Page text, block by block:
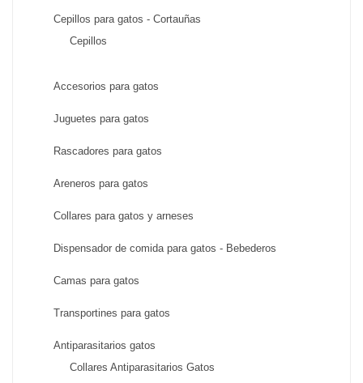
Cepillos para gatos - Cortauñas
Cepillos
Accesorios para gatos
Juguetes para gatos
Rascadores para gatos
Areneros para gatos
Collares para gatos y arneses
Dispensador de comida para gatos - Bebederos
Camas para gatos
Transportines para gatos
Antiparasitarios gatos
Collares Antiparasitarios Gatos